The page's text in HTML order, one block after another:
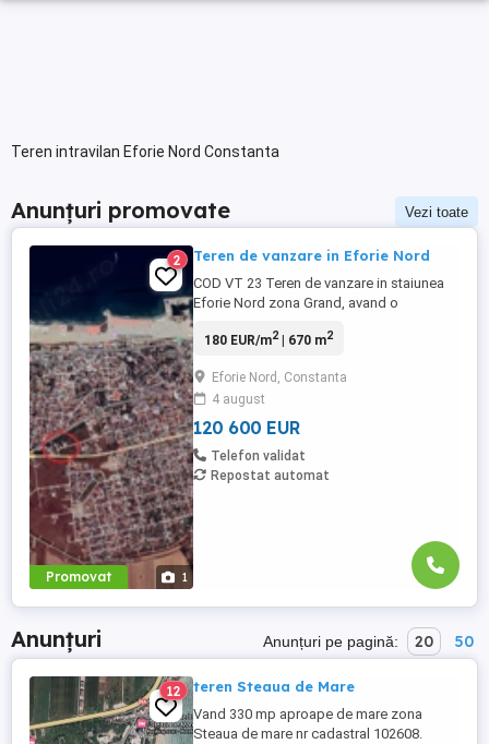
Teren intravilan Eforie Nord Constanta
Anunțuri promovate Vezi toate
Promovat 1
2 Teren de vanzare in Eforie Nord
COD VT 23 Teren de vanzare in staiunea
Eforie Nord zona Grand, avand o
,cu deschidere de 22 ml, Utilitatile se afla
Poziţionat într-o zona foarte activă,
dinamică şi în plină dezvoltare imobiliară.
Proprietatea este ...
180 EUR/m2| 670 m2
Eforie Nord, Constanta
4 august
120 600 EUR
Telefon validat
Repostat automat
Anunțuri Anunțuri pe pagină: 20 50
12 teren Steaua de Mare
Vand 330 mp aproape de mare zona
Steaua de mare nr cadastral 102608.